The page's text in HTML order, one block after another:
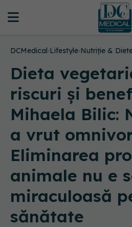
DCMedical›Lifestyle›Nutriție &
Dieta
riscuri și
Mihaela Bilic:
a vrut
Eliminarea
animale nu e
miraculoasă
sănătate